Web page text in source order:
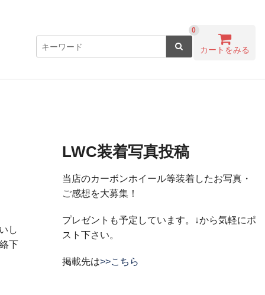
カートをみる
0
し
下
LWC装着写真投稿
当店のカーボンホイール等装着したお写真・
ご感想を大募集！
プレゼントも予定しています。↓から気軽にポ
スト下さい。
掲載先は>>こちら